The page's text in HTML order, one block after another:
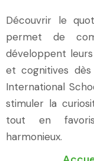
Découvrir le
permet de
développent
et cognitives
International
stimuler la
tout en
harmonieux.